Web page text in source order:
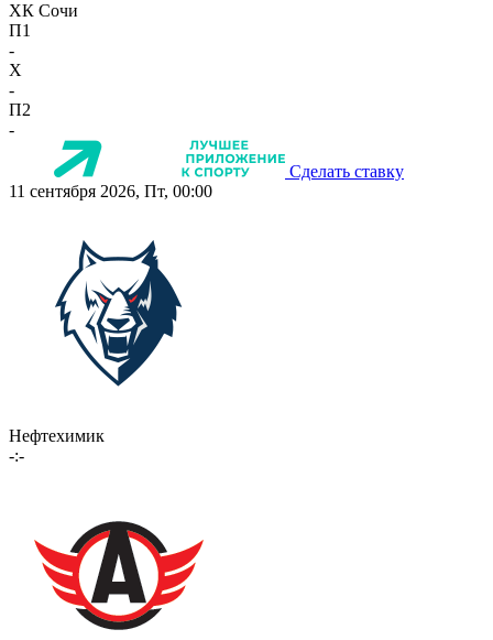
ХК Сочи
П1
-
X
-
П2
-
Сделать ставку
11 сентября 2026, Пт, 00:00
Нефтехимик
-:-